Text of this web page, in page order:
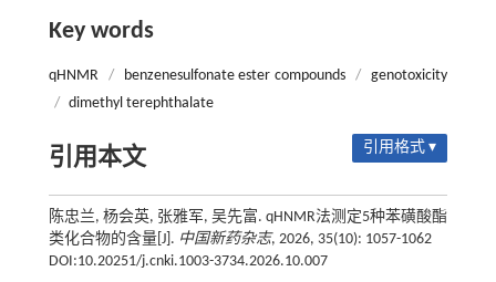
Key words
qHNMR / benzenesulfonate ester compounds /
genotoxicity
/ dimethyl terephthalate
引用本文 引用格式 ▾
陈忠兰, 杨会英, 张雅军, 吴先富. qHNMR法测定5种苯磺酸酯
类化合物的含量[J]. 中国新药杂志, 2026, 35(10): 1057-1062
DOI:10.20251/j.cnki.1003-3734.2026.10.007